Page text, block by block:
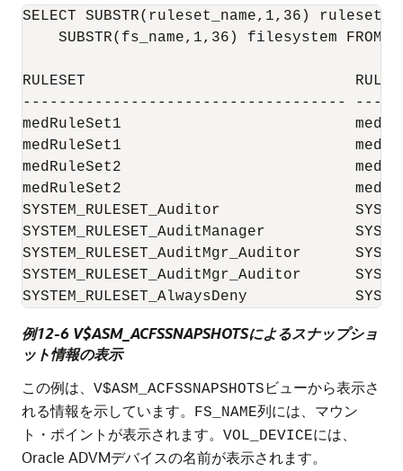
SELECT SUBSTR(ruleset_name,1,36)
SUBSTR(fs_name,1,36) filesystem FROM
RULESET                              RULE
------------------------------------
medRuleSet1
medRuleSet1
medRuleSet2
medRuleSet2
SYSTEM_RULESET_Auditor
SYSTEM_RULESET_AuditManager
SYSTEM_RULESET_AuditMgr_Auditor
SYSTEM_RULESET_AuditMgr_Auditor
例12-6 V$ASM_ACFSSNAPSHOTSによるスナップショ
ット情報の表示
この例は、 V$ASM_ACFSSNAPSHOTS ビューから表示さ
れる情報を示しています。
FS_NAME列には、マウン
ト・ポイントが表示されます。 VOL_DEVICEには、
Oracle ADVMデバイスの名前が表示されます。